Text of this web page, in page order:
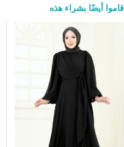
أيضًا بشراء هذه